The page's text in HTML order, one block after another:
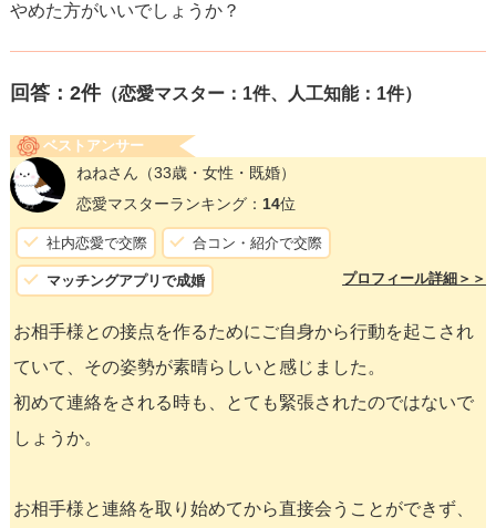
やめた方がいいでしょうか？
回答： 2件（恋愛マスター：1件、人工知能：1件）
ベストアンサー
ねねさん （33歳・女性・既婚）
恋愛マスターランキング： 14位
社内恋愛で交際 合コン・紹介で交際
マッチングアプリで成婚 プロフィール詳細＞＞
お相手様との接点を作るためにご自身から行動を起こされ
ていて、その姿勢が素晴らしいと感じました。
初めて連絡をされる時も、とても緊張されたのではないで
しょうか。
お相手様と連絡を取り始めてから直接会うことができず、